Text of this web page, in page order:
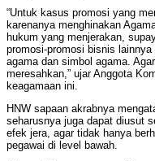
“Untuk kasus promosi yang
karenanya menghinakan
hukum yang menjerakan,
promosi-promosi bisnis
agama dan simbol agama.
meresahkan,” ujar Anggota
keagamaan ini.
HNW sapaan akrabnya
seharusnya juga dapat diusut
efek jera, agar tidak hanya
pegawai di level bawah.